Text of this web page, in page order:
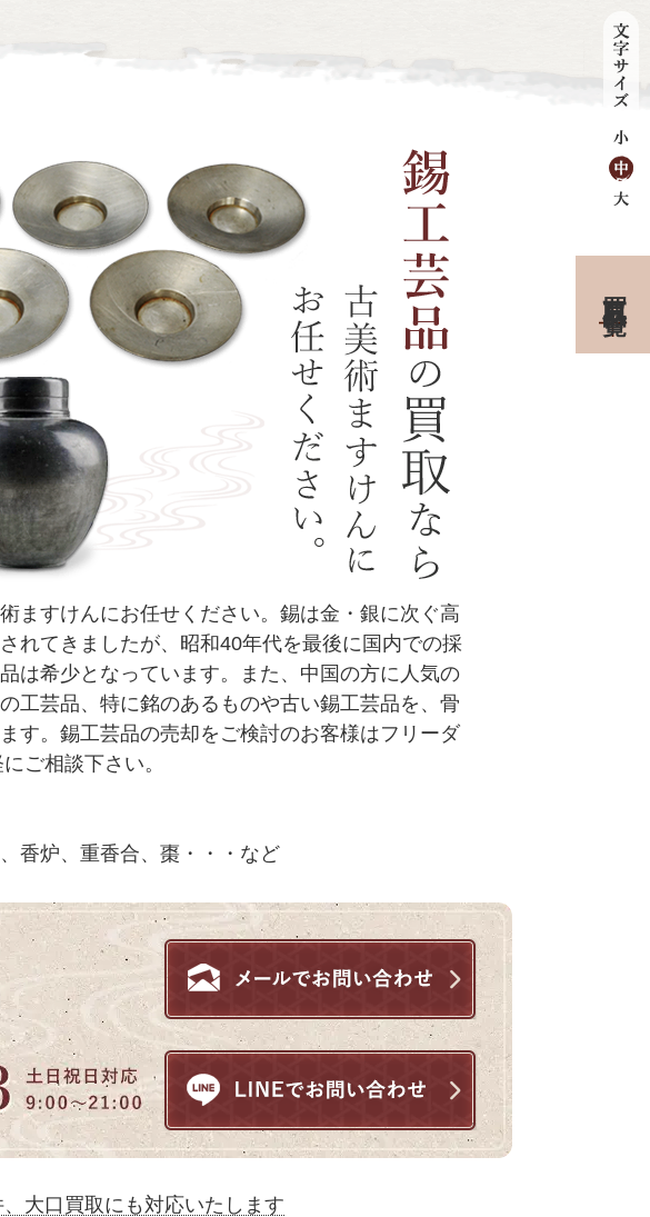
ますけんにお任せください。錫は金・銀に次ぐ高
れてきましたが、昭和40年代を最後に国内での採
は希少となっています。また、中国の方に人気の
工芸品、特に銘のあるものや古い錫工芸品を、骨
す。錫工芸品の売却をご検討のお客様はフリーダ
ご相談下さい。
香炉、重香合、棗・・・など
大口買取にも対応いたします